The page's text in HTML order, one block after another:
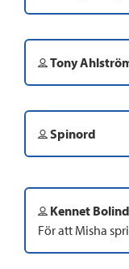
Tony
Spinord
Kennet
För att Misha